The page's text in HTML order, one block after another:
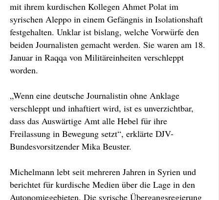
mit ihrem kurdischen Kollegen Ahmet Polat im
syrischen Aleppo in einem Gefängnis in Isolationshaft
festgehalten. Unklar ist bislang, welche Vorwürfe den
beiden Journalisten gemacht werden. Sie waren am 18.
Januar in Raqqa von Militäreinheiten verschleppt
worden.
„Wenn eine deutsche Journalistin ohne Anklage
verschleppt und inhaftiert wird, ist es unverzichtbar,
dass das Auswärtige Amt alle Hebel für ihre
Freilassung in Bewegung setzt“, erklärte DJV-
Bundesvorsitzender Mika Beuster.
Michelmann lebt seit mehreren Jahren in Syrien und
berichtet für kurdische Medien über die Lage in den
Autonomiegebieten. Die syrische Übergangsregierung